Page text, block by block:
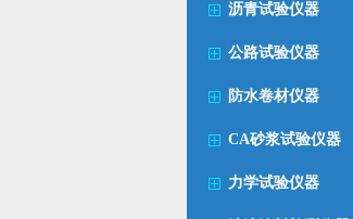
沥青试验仪器
公路试验仪器
防水卷材仪器
CA砂浆试验仪器
力学试验仪器